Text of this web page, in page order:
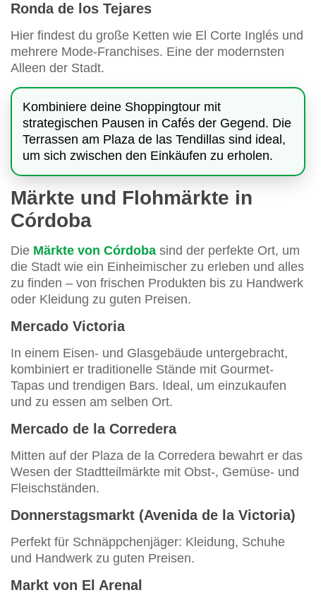
Ronda de los Tejares
Hier findest du große Ketten wie El Corte Inglés und
mehrere Mode-Franchises. Eine der modernsten
Alleen der Stadt.
Kombiniere deine Shoppingtour mit
strategischen Pausen in Cafés der Gegend. Die
Terrassen am Plaza de las Tendillas sind ideal,
um sich zwischen den Einkäufen zu erholen.
Märkte und Flohmärkte in
Córdoba
Die Märkte von Córdoba sind der perfekte Ort, um
die Stadt wie ein Einheimischer zu erleben und alles
zu finden – von frischen Produkten bis zu Handwerk
oder Kleidung zu guten Preisen.
Mercado Victoria
In einem Eisen- und Glasgebäude untergebracht,
kombiniert er traditionelle Stände mit Gourmet-
Tapas und trendigen Bars. Ideal, um einzukaufen
und zu essen am selben Ort.
Mercado de la Corredera
Mitten auf der Plaza de la Corredera bewahrt er das
Wesen der Stadtteilmärkte mit Obst-, Gemüse- und
Fleischständen.
Donnerstagsmarkt (Avenida de la Victoria)
Perfekt für Schnäppchenjäger: Kleidung, Schuhe
und Handwerk zu guten Preisen.
Markt von El Arenal